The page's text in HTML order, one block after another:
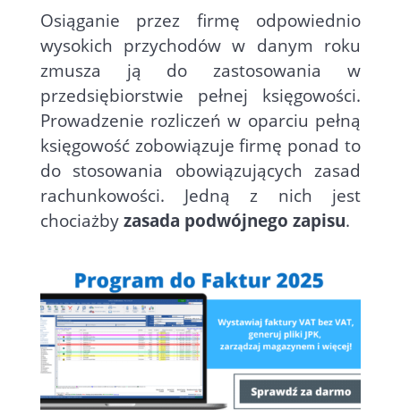
Osiąganie przez firmę odpowiednio
wysokich przychodów w danym roku
zmusza ją do zastosowania w
przedsiębiorstwie pełnej księgowości.
Prowadzenie rozliczeń w oparciu pełną
księgowość zobowiązuje firmę ponad to
do stosowania obowiązujących zasad
rachunkowości. Jedną z nich jest
chociażbyzasada podwójnego zapisu.